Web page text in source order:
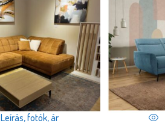
Leírás, fotók, ár